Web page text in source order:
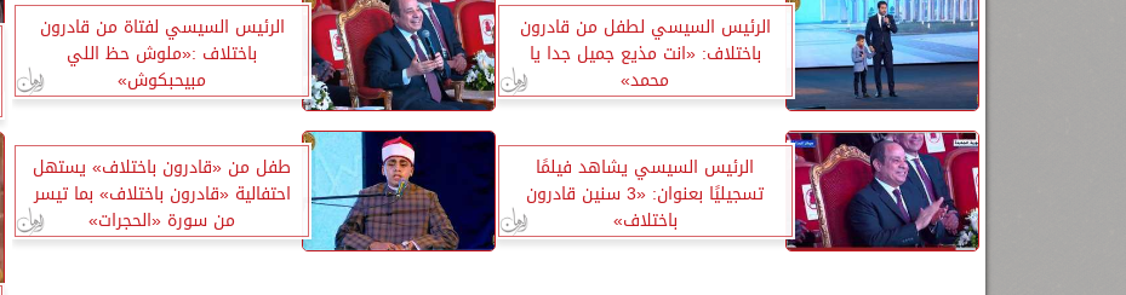
الرئيس السيسي لطفل من قادرون
باختلاف: «انت مذيع جميل جدا يا
محمد»
الرئيس السيسي لفتاة من قادرون
باختلاف :«ملوش حظ اللي
مبيحبكوش»
الرئيس السيسي يشاهد فيلمًا
تسجيليًا بعنوان: «3 سنين قادرون
باختلاف»
طفل من «قادرون باختلاف» يستهل
احتفالية «قادرون باختلاف» بما تيسر
من سورة «الحجرات»